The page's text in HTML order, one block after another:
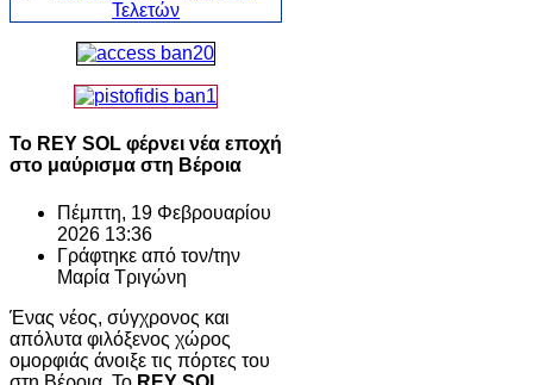
Το REY SOL φέρνει νέα εποχή
στο μαύρισμα στη Βέροια
Πέμπτη, 19 Φεβρουαρίου
2026 13:36
Γράφτηκε από τον/την
Μαρία Τριγώνη
Ένας νέος, σύγχρονος και
απόλυτα φιλόξενος χώρος
ομορφιάς άνοιξε τις πόρτες του